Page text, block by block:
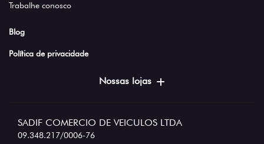
Trabalhe conosco
Blog
Política de privacidade
Nossas lojas
SADIF COMERCIO DE VEICULOS LTDA
09.348.217/0006-76